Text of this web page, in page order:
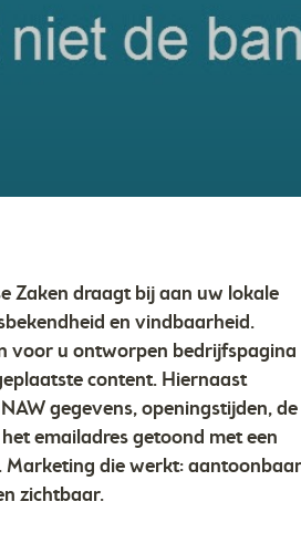
Zaken draagt bij aan uw lokale
en vindbaarheid.
voor u ontworpen bedrijfspagina
content. Hiernaast
gegevens, openingstijden, de
emailadres getoond met een
Marketing die werkt:
zichtbaar.